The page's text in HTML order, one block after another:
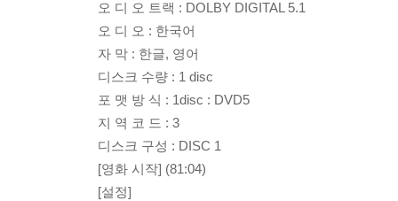
오 디 오 트랙 : DOLBY DIGITAL 5.1
오 디 오 : 한국어
자 막 : 한글, 영어
디스크 수량 : 1 disc
포 맷 방 식 : 1disc : DVD5
지 역 코 드 : 3
디스크 구성 : DISC 1
[영화 시작] (81:04)
[설정]